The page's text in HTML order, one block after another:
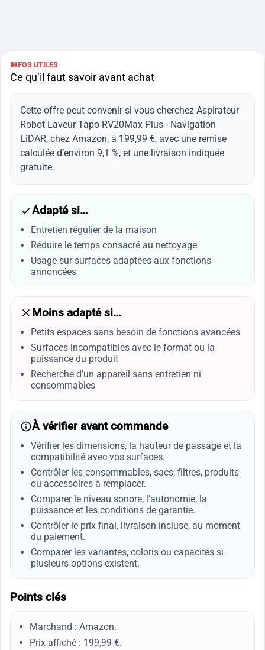
INFOS UTILES
Ce qu’il faut savoir avant achat
Cette offre peut convenir si vous cherchez Aspirateur
Robot Laveur Tapo RV20Max Plus - Navigation
LiDAR, chez Amazon, à 199,99 €, avec une remise
calculée d’environ 9,1 %, et une livraison indiquée
gratuite.
Adapté si…
Entretien régulier de la maison
Réduire le temps consacré au nettoyage
Usage sur surfaces adaptées aux fonctions
annoncées
Moins adapté si…
Petits espaces sans besoin de fonctions avancées
Surfaces incompatibles avec le format ou la
puissance du produit
Recherche d’un appareil sans entretien ni
consommables
À vérifier avant commande
Vérifier les dimensions, la hauteur de passage et la
compatibilité avec vos surfaces.
Contrôler les consommables, sacs, filtres, produits
ou accessoires à remplacer.
Comparer le niveau sonore, l’autonomie, la
puissance et les conditions de garantie.
Contrôler le prix final, livraison incluse, au moment
du paiement.
Comparer les variantes, coloris ou capacités si
plusieurs options existent.
Points clés
Marchand : Amazon.
Prix affiché : 199,99 €.